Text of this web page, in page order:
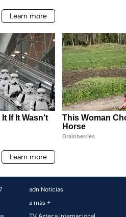
adn Noticias
a más +